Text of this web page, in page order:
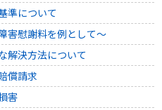
準について
害慰謝料を例として～
解決方法について
償請求
害